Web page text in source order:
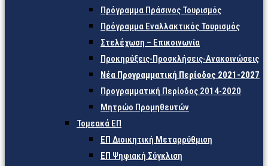
Πρόγραμμα Πράσινος Τουρισμός
Πρόγραμμα Εναλλακτικός Τουρισμός
Στελέχωση – Επικοινωνία
Προκηρύξεις-Προσκλήσεις-Ανακοινώσεις
Νέα Προγραμματική Περίοδος 2021-2027
Προγραμματική Περίοδος 2014-2020
Μητρώο Προμηθευτών
Τομεακά ΕΠ
ΕΠ Διοικητική Μεταρρύθμιση
ΕΠ Ψηφιακή Σύγκλιση